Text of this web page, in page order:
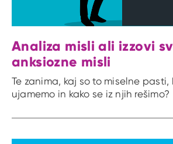
Analiza misli ali izzovi
anksiozne misli
Te zanima, kaj so to miselne pasti,
ujamemo in kako se iz njih rešimo?